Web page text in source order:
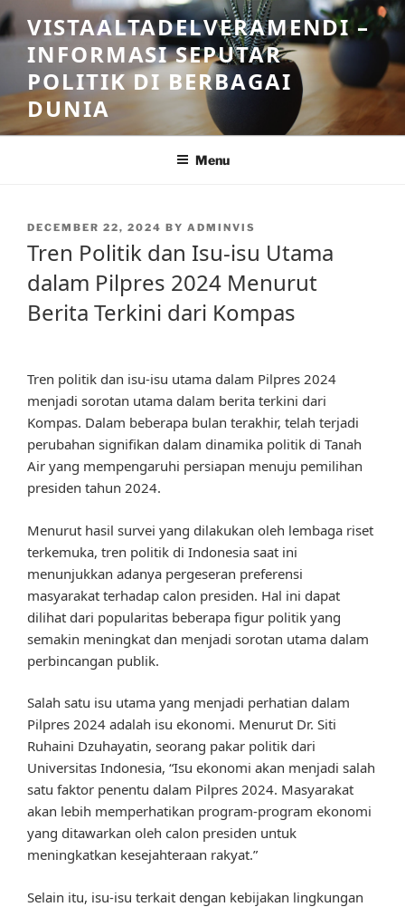
Skip
to
content
VISTAALTADELVERAMENDI –
INFORMASI SEPUTAR
POLITIK DI BERBAGAI
DUNIA
Menu
POSTED
DECEMBER 22, 2024 BY ADMINVIS
Tren Politik dan Isu-isu Utama
dalam Pilpres 2024 Menurut
Berita Terkini dari Kompas
Tren politik dan isu-isu utama dalam Pilpres 2024
menjadi sorotan utama dalam berita terkini dari
Kompas. Dalam beberapa bulan terakhir, telah terjadi
perubahan signifikan dalam dinamika politik di Tanah
Air yang mempengaruhi persiapan menuju pemilihan
presiden tahun 2024.
Menurut hasil survei yang dilakukan oleh lembaga riset
terkemuka, tren politik di Indonesia saat ini
menunjukkan adanya pergeseran preferensi
masyarakat terhadap calon presiden. Hal ini dapat
dilihat dari popularitas beberapa figur politik yang
semakin meningkat dan menjadi sorotan utama dalam
perbincangan publik.
Salah satu isu utama yang menjadi perhatian dalam
Pilpres 2024 adalah isu ekonomi. Menurut Dr. Siti
Ruhaini Dzuhayatin, seorang pakar politik dari
Universitas Indonesia, “Isu ekonomi akan menjadi salah
satu faktor penentu dalam Pilpres 2024. Masyarakat
akan lebih memperhatikan program-program ekonomi
yang ditawarkan oleh calon presiden untuk
meningkatkan kesejahteraan rakyat.”
Selain itu, isu-isu terkait dengan kebijakan lingkungan